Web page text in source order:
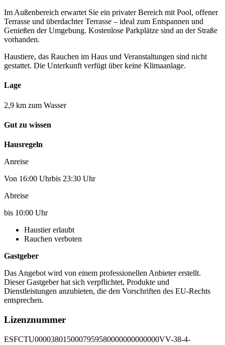
Im Außenbereich erwartet Sie ein privater Bereich mit Pool, offener
Terrasse und überdachter Terrasse – ideal zum Entspannen und
Genießen der Umgebung. Kostenlose Parkplätze sind an der Straße
vorhanden.
Haustiere, das Rauchen im Haus und Veranstaltungen sind nicht
gestattet. Die Unterkunft verfügt über keine Klimaanlage.
Lage
2,9 km zum Wasser
Gut zu wissen
Hausregeln
Anreise
Von 16:00 Uhrbis 23:30 Uhr
Abreise
bis 10:00 Uhr
Haustier erlaubt
Rauchen verboten
Gastgeber
Das Angebot wird von einem professionellen Anbieter erstellt.
Dieser Gastgeber hat sich verpflichtet, Produkte und
Dienstleistungen anzubieten, die den Vorschriften des EU-Rechts
entsprechen.
Lizenznummer
ESFCTU0000380150007959580000000000000VV-38-4-